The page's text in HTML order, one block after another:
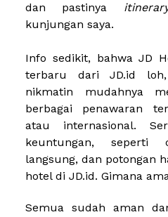
dan pastinya
kunjungan saya.
Info sedikit, bahwa JD
terbaru dari JD.id
nikmatin mudahnya
berbagai penawaran
atau internasional.
keuntungan, seperti
langsung, dan potongan
hotel di JD.id. Gimana
Semua sudah aman